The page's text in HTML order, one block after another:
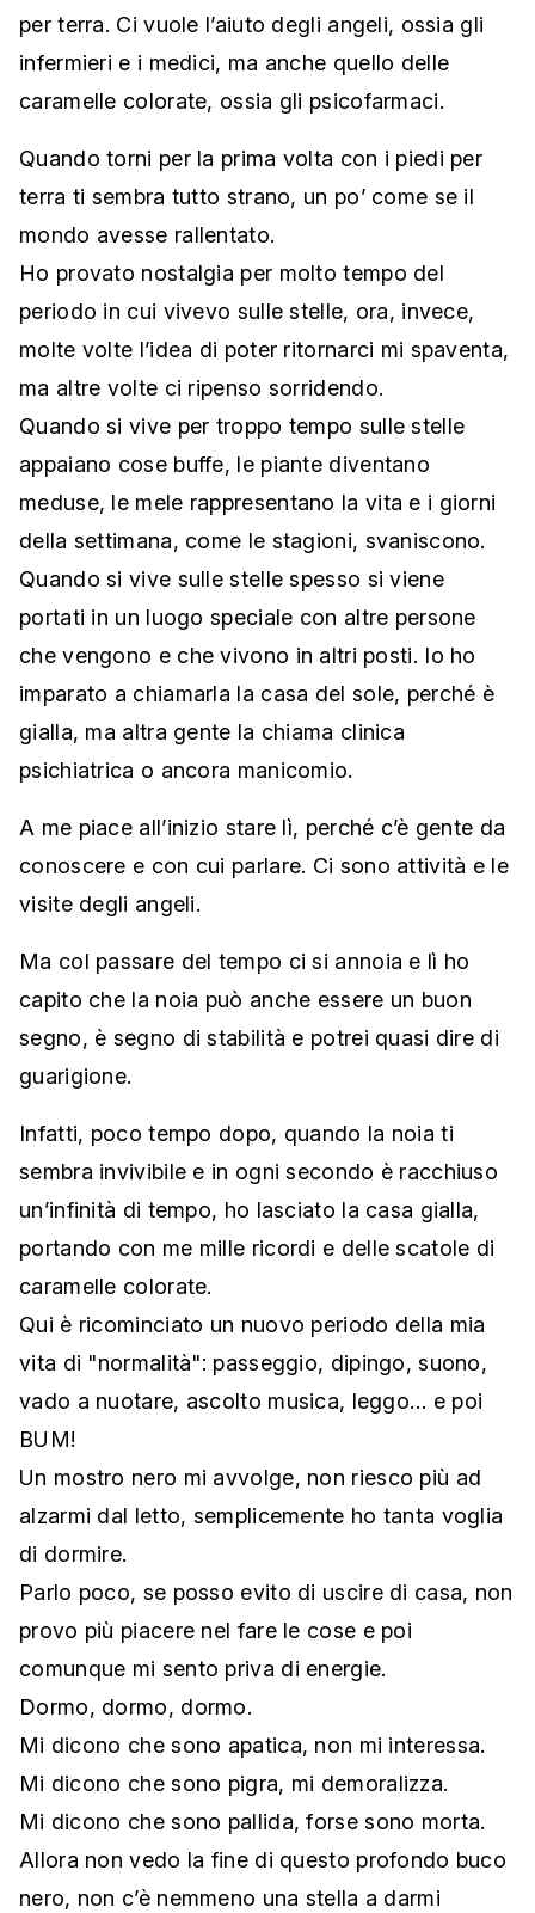
per terra. Ci vuole l’aiuto degli angeli, ossia gli
infermieri e i medici, ma anche quello delle
caramelle colorate, ossia gli psicofarmaci.
Quando torni per la prima volta con i piedi per
terra ti sembra tutto strano, un po’ come se il
mondo avesse rallentato.
Ho provato nostalgia per molto tempo del
periodo in cui vivevo sulle stelle, ora, invece,
molte volte l’idea di poter ritornarci mi spaventa,
ma altre volte ci ripenso sorridendo.
Quando si vive per troppo tempo sulle stelle
appaiano cose buffe, le piante diventano
meduse, le mele rappresentano la vita e i giorni
della settimana, come le stagioni, svaniscono.
Quando si vive sulle stelle spesso si viene
portati in un luogo speciale con altre persone
che vengono e che vivono in altri posti. Io ho
imparato a chiamarla la casa del sole, perché è
gialla, ma altra gente la chiama clinica
psichiatrica o ancora manicomio.
A me piace all’inizio stare lì, perché c’è gente da
conoscere e con cui parlare. Ci sono attività e le
visite degli angeli.
Ma col passare del tempo ci si annoia e lì ho
capito che la noia può anche essere un buon
segno, è segno di stabilità e potrei quasi dire di
guarigione.
Infatti, poco tempo dopo, quando la noia ti
sembra invivibile e in ogni secondo è racchiuso
un’infinità di tempo, ho lasciato la casa gialla,
portando con me mille ricordi e delle scatole di
caramelle colorate.
Qui è ricominciato un nuovo periodo della mia
vita di "normalità": passeggio, dipingo, suono,
vado a nuotare, ascolto musica, leggo… e poi
BUM!
Un mostro nero mi avvolge, non riesco più ad
alzarmi dal letto, semplicemente ho tanta voglia
di dormire.
Parlo poco, se posso evito di uscire di casa, non
provo più piacere nel fare le cose e poi
comunque mi sento priva di energie.
Dormo, dormo, dormo.
Mi dicono che sono apatica, non mi interessa.
Mi dicono che sono pigra, mi demoralizza.
Mi dicono che sono pallida, forse sono morta.
Allora non vedo la fine di questo profondo buco
nero, non c’è nemmeno una stella a darmi